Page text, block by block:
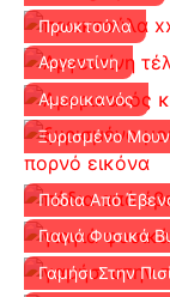
Πρωκτούλα
Αργεντίνη
Αμερικανός
Ξυρισμένο
Πόδια Από
Γιαγιά Φυσικά
Γαμήσι Στην